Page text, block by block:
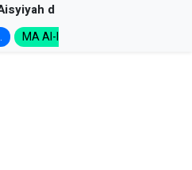
dan NA
MA Al-Ishlah Gelar...